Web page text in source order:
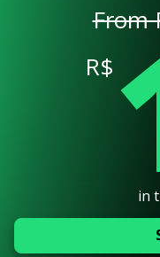
From
R$
in